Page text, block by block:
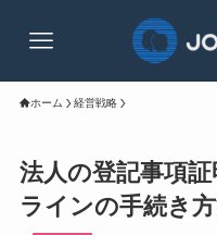
ホーム 経営戦略
法人の登記事項
ラインの手続き